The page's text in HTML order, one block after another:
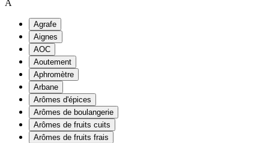
A
Agrafe
Aignes
AOC
Aoutement
Aphromètre
Arbane
Arômes d'épices
Arômes de boulangerie
Arômes de fruits cuits
Arômes de fruits frais